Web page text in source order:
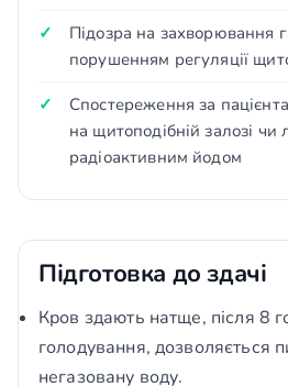
Підозра на захворювання
порушенням регуляції
Спостереження за
на щитоподібній залозі чи
радіоактивним йодом
Підготовка до здачі
Кров здають натще, після 8
голодування, дозволяється
негазовану воду.